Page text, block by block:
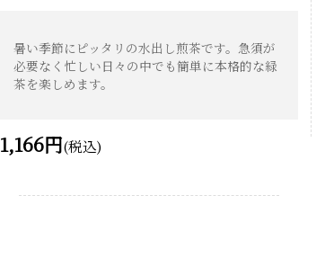
暑い季節にピッタリの水出し煎茶です。急須が
必要なく忙しい日々の中でも簡単に本格的な緑
茶を楽しめます。
1,166円(税込)